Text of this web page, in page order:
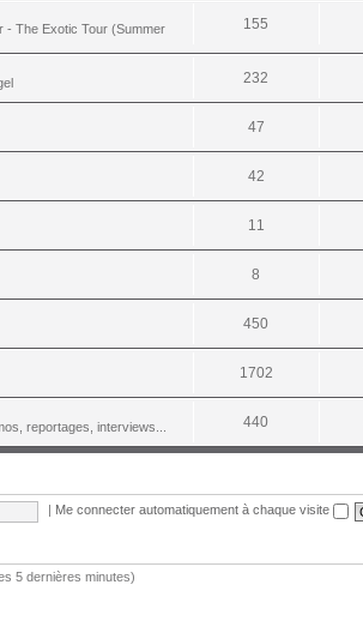
- The Exotic Tour (Summer
155
232
47
42
11
8
450
1702
reportages, interviews... 440
Me connecter automatiquement à chaque visite
5 dernières minutes)